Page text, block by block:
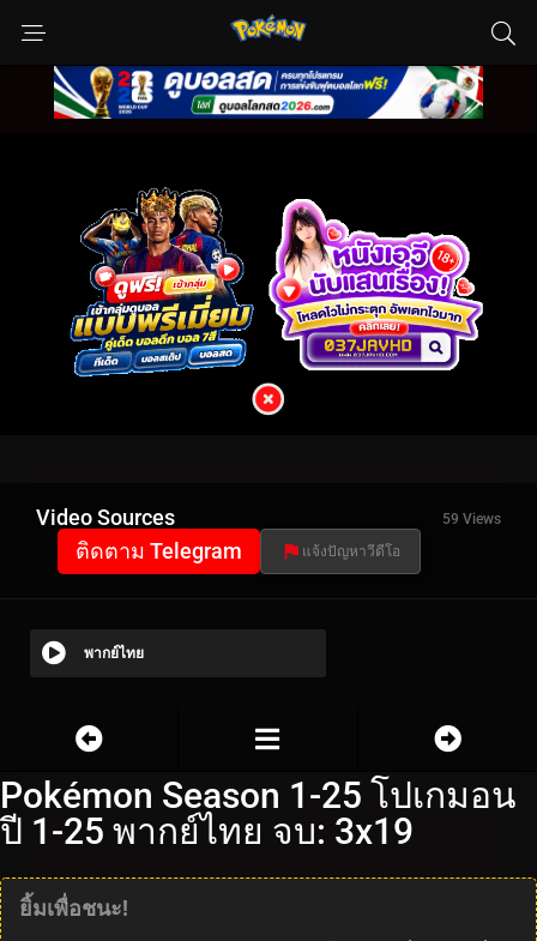
Video Sources 59 Views
ติดตาม Telegram แจ้งปัญหาวีดีโอ
พากย์ไทย
Pokémon Season 1-25 โปเกมอน
ปี 1-25 พากย์ไทย จบ: 3x19
ยิ้มเพื่อชนะ!